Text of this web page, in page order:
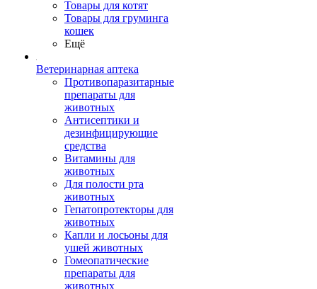
Товары для котят
Товары для груминга
кошек
Ещё
Ветеринарная аптека
Противопаразитарные
препараты для
животных
Антисептики и
дезинфицирующие
средства
Витамины для
животных
Для полости рта
животных
Гепатопротекторы для
животных
Капли и лосьоны для
ушей животных
Гомеопатические
препараты для
животных